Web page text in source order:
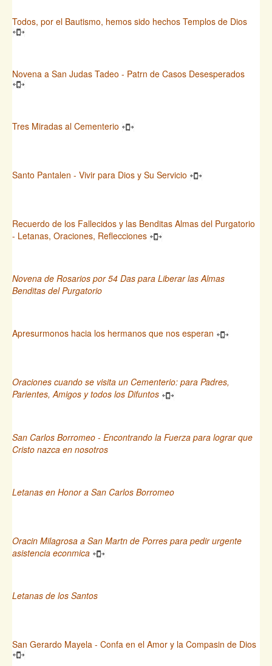
Todos, por el Bautismo, hemos sido hechos Templos de Dios
Novena a San Judas Tadeo - Patrn de Casos Desesperados
Tres Miradas al Cementerio
Santo Pantalen - Vivir para Dios y Su Servicio
Recuerdo de los Fallecidos y las Benditas Almas del Purgatorio
- Letanas, Oraciones, Reflecciones
Novena de Rosarios por 54 Das para Liberar las Almas
Benditas del Purgatorio
Apresurmonos hacia los hermanos que nos esperan
Oraciones cuando se visita un Cementerio: para Padres,
Parientes, Amigos y todos los Difuntos
San Carlos Borromeo - Encontrando la Fuerza para lograr que
Cristo nazca en nosotros
Letanas en Honor a San Carlos Borromeo
Oracin Milagrosa a San Martn de Porres para pedir urgente
asistencia econmica
Letanas de los Santos
San Gerardo Mayela - Confa en el Amor y la Compasin de Dios